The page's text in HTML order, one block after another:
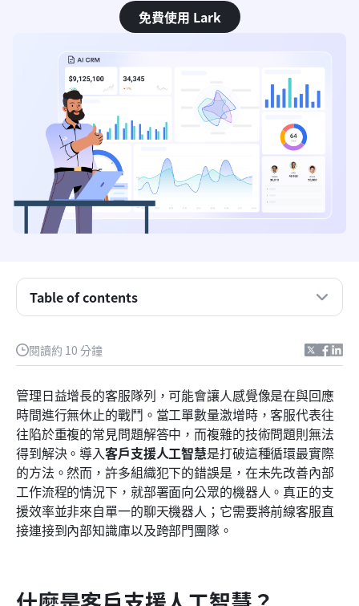
免費使用 Lark
閱讀約 10 分鐘
管理日益增長的客服隊列，可能會讓人感覺像是在與回應
時間進行無休止的戰鬥。當工單數量激增時，客服代表往
往陷於重複的常見問題解答中，而複雜的技術問題則無法
得到解決。導入客戶支援人工智慧是打破這種循環最實際
的方法。然而，許多組織犯下的錯誤是，在未先改善內部
工作流程的情況下，就部署面向公眾的機器人。真正的支
援效率並非來自單一的聊天機器人；它需要將前線客服直
接連接到內部知識庫以及跨部門團隊。
Table of contents
什麼是客戶支援人工智慧？
為何你的前線聊天機器人只是解決方案的一半
人工智慧在客戶支援中的主要應用案例
評估最佳人工智慧代理以提供客戶支援的方法
建立並實施客戶支援人工智慧：正確的順序
結論
常見問題
相關閱讀